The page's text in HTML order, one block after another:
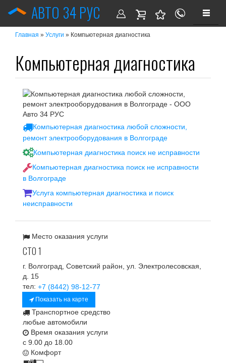
АВТО 34 РУС
Главная » Услуги » Компьютерная диагностика
Компьютерная диагностика
Компьютерная диагностика любой сложности,
ремонт электрооборудования в Волгограде
Компьютерная диагностика поиск не исправности
Компьютерная диагностика поиск не исправности
в Волгограде
Услуга компьютерная диагностика и поиск
неисправности
Место оказания услуги
СТО 1
г. Волгоград, Советский район, ул. Электролесовская,
д. 15
тел: +7 (8442) 98-12-77
Показать на карте
Транспортное средство
любые автомобили
Время оказания услуги
с 9.00 до 18.00
Комфорт